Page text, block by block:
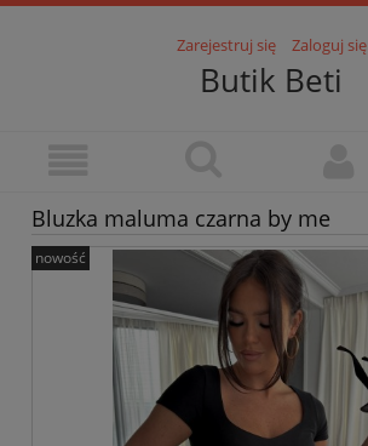
Zarejestruj się Zaloguj się
Butik Beti
Bluzka maluma czarna by me
nowość